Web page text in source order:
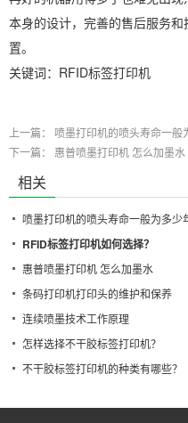
本身的设计，完善的售后服务
置。
关键词：RFID标签打印机
上一篇： 喷墨打印机的喷头寿命一般
下一篇： 惠普喷墨打印机 怎么加墨水
相关
喷墨打印机的喷头寿命一般为多少
RFID标签打印机如何选择？
惠普喷墨打印机 怎么加墨水
条码打印机打印头的维护和保养
连续喷墨技术工作原理
怎样选择不干胶标签打印机？
不干胶标签打印机的种类有哪些？